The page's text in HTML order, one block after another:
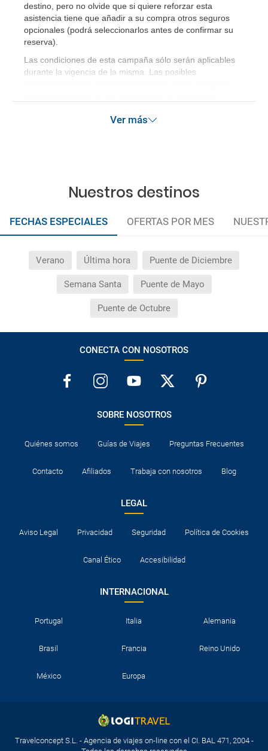
destino, pero no olvide que si quiere reforzar esta
asistencia tiene que añadir a su compra otros seguros
opcionales (podrá seleccionarlos antes de confirmar su
reserva)
Las condiciones de esta campaña sólo serán aplicables
durante la vigencia de la misma. Las posibles
Ver más
Nuestros destinos
FECHAS ESPECIALES OFERTAS POR MES
Verano Última hora Puente de Diciembre
Semana Santa Puente de Mayo
Puente de Octubre
CONECTA CON NOSOTROS
SOBRE NOSOTROS
Quiénes somos Guías de Viajes Preguntas Frecuentes
Contacto Afiliados Trabaja con nosotros Blog
LEGAL
Aviso Legal Privacidad Seguridad Política de Cookies
Canal Ético Accesibilidad
INTERNACIONAL
Portugal Italia Alemania
Brasil Francia Reino Unido
México Europa
Travelconcept S.L. - Agencia de viajes on-line con el CI. BAL 471, 2004 -